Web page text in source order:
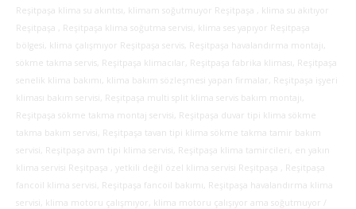
Reşitpaşa klima su akıntısı, klimam soğutmuyor Reşitpaşa , klima su akıtıyor
Reşitpaşa , Reşitpaşa klima soğutma servisi, klima ses yapıyor Reşitpaşa
bölgesi, klima çalışmıyor Reşitpaşa servis, Reşitpaşa havalandırma montajı,
sökme takma servis, Reşitpaşa klimacılar, Reşitpaşa fabrika kliması, Reşitpaşa
senelik klima bakımı, klima bakım sözleşmesi yapan firmalar, Reşitpaşa işyeri
kliması bakım servisi, Reşitpaşa multi split klima servis bakım montajı,
Reşitpaşa sökme takma montaj servisi, Reşitpaşa duvar tipi klima sökme
takma bakım servisi, Reşitpaşa tavan tipi klima sökme takma tamir bakım
servisi, Reşitpaşa avm tipi klima servisi, Reşitpaşa klima tamircileri, en yakın
klima servisi Reşitpaşa , yetkili değil özel klima servisi Reşitpaşa , Reşitpaşa
fancoil klima servisi, Reşitpaşa fancoil bakımı, Reşitpaşa havalandırma klima
servisi, klima motoru çalışmıyor, klima motoru çalışıyor ama soğutmuyor /